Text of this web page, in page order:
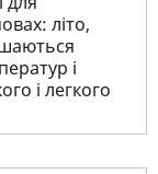
літо,
і
і легкого